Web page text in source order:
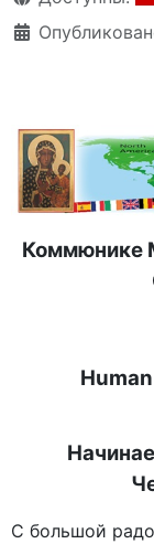
Коммюнике
С большой